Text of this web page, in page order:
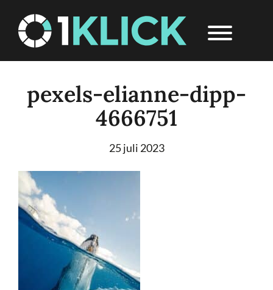
naar
de
hoofd
1Klick
Header
Rechts
pexels-elianne-dipp-
4666751
25 juli 2023